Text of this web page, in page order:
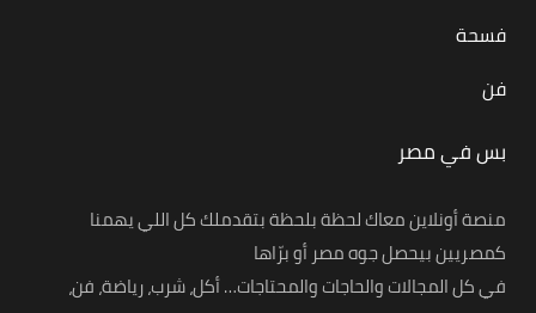
فسحة
فن
بس في مصر
منصة أونلاين معاك لحظة بلحظة بتقدملك كل اللي يهمنا
كمصريين بيحصل جوه مصر أو برّاها
في كل المجالات والحاجات والمحتاجات… أكل، شرب، رياضة، فن،